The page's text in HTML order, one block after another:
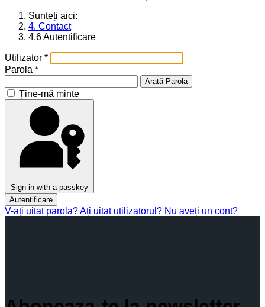
Sunteți aici:
4. Contact
4.6 Autentificare
Utilizator *
Parola *
Arată Parola
Ține-mă minte
Sign in with a passkey
Autentificare
V-ați uitat parola?Ați uitat utilizatorul? Nu aveți un cont?